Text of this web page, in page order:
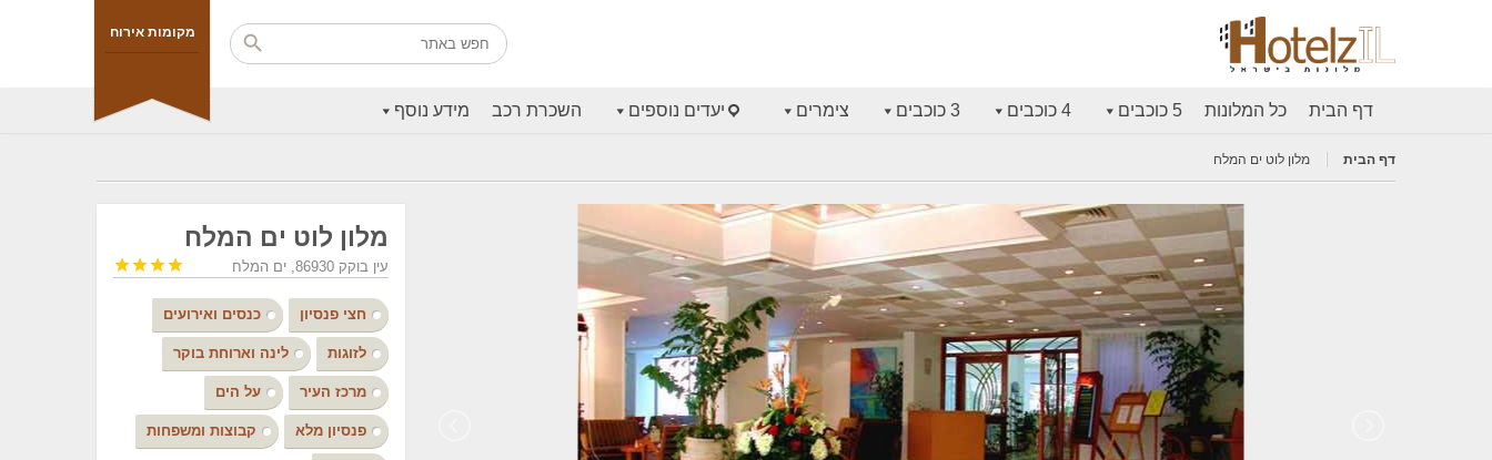
מקומות אירוח
דף הבית כל המלונות 5 כוכבים 4 כוכבים 3 כוכבים צימרים יעדים נוספים השכרת רכב מידע נוסף
דף הבית מלון לוט ים המלח
מלון לוט ים המלח



 עין בוקק 86930, ים המלח
חצי פנסיון כנסים ואירועים
לזוגות לינה וארוחת בוקר
מרכז העיר על הים
פנסיון מלא קבוצות ומשפחות